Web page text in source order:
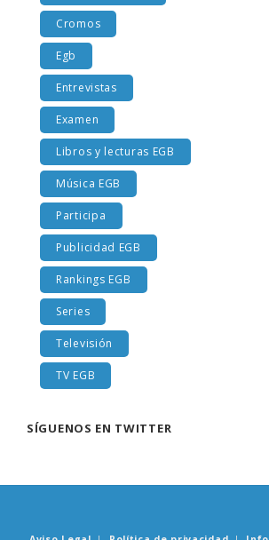
Cromos
Egb
Entrevistas
Examen
Libros y lecturas EGB
Música EGB
Participa
Publicidad EGB
Rankings EGB
Series
Televisión
TV EGB
SÍGUENOS EN TWITTER